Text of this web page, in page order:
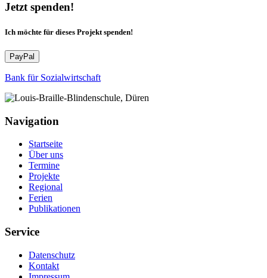
Jetzt spenden!
Ich möchte für dieses Projekt spenden!
PayPal
Bank für Sozialwirtschaft
Navigation
Startseite
Über uns
Termine
Projekte
Regional
Ferien
Publikationen
Service
Datenschutz
Kontakt